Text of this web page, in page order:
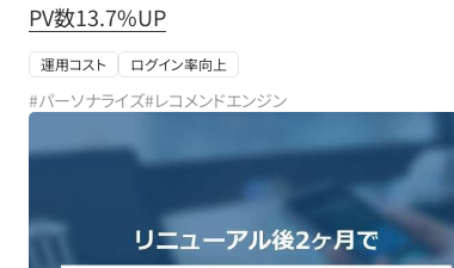
PV数13.7%UP
運用コスト ログイン率向上
#パーソナライズ#レコメンドエンジン